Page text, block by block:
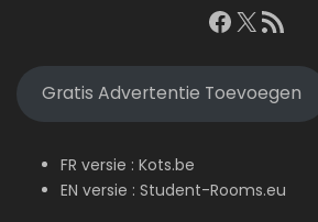
Facebook
X RSS feed
Gratis Advertentie Toevoegen
FR versie : Kots.be
EN versie : Student-Rooms.eu